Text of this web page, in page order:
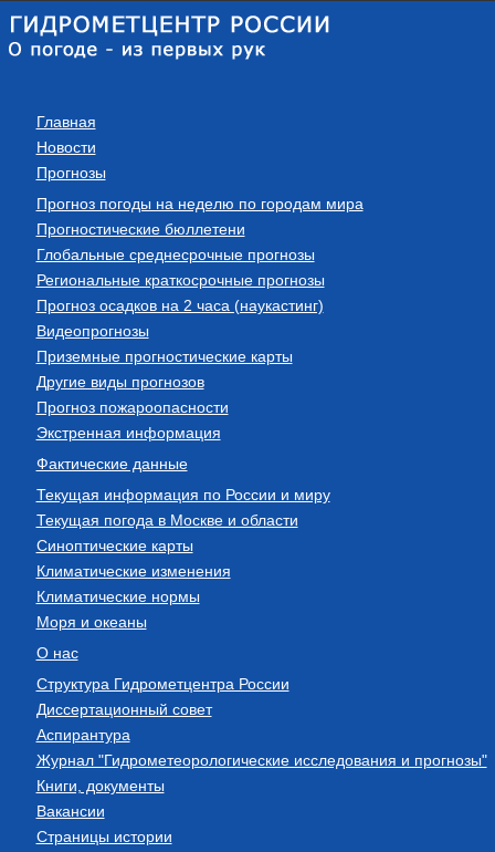
Главная
Новости
Прогнозы
Прогноз погоды на неделю по городам мира
Прогностические бюллетени
Глобальные среднесрочные прогнозы
Региональные краткосрочные прогнозы
Прогноз осадков на 2 часа (наукастинг)
Видеопрогнозы
Приземные прогностические карты
Другие виды прогнозов
Прогноз пожароопасности
Экстренная информация
Фактические данные
Текущая информация по России и миру
Текущая погода в Москве и области
Синоптические карты
Климатические изменения
Климатические нормы
Моря и океаны
О нас
Структура Гидрометцентра России
Диссертационный совет
Аспирантура
Журнал "Гидрометеорологические исследования и прогнозы"
Книги, документы
Вакансии
Страницы истории